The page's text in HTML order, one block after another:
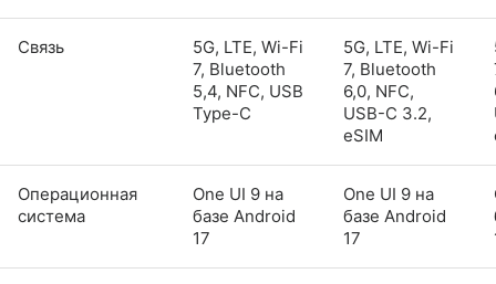
Связь
5G, LTE, Wi-Fi
7, Bluetooth
5,4, NFC, USB
Type-C
5G, LTE, Wi-Fi
7, Bluetooth
6,0, NFC,
USB-C 3.2,
eSIM
Операционная
система
One UI 9 на
базе Android
17
One UI 9 на
базе Android
17